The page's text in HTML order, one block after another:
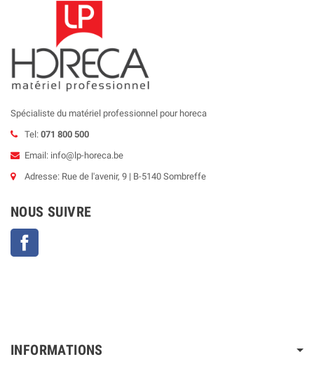
Spécialiste du matériel professionnel pour horeca
Tel: 071 800 500
Email: info@lp-horeca.be
Adresse: Rue de l'avenir, 9 | B-5140 Sombreffe
NOUS SUIVRE
INFORMATIONS